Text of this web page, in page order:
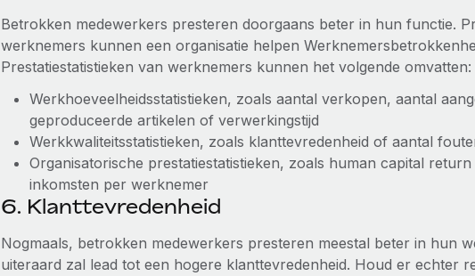
Betrokken medewerkers presteren doorgaans beter in hun functie.
werknemers kunnen een organisatie helpen
Prestatiestatistieken van werknemers kunnen het volgende omvatten:
Werkhoeveelheidsstatistieken, zoals aantal verkopen, aantal
geproduceerde artikelen of verwerkingstijd
Werkkwaliteitsstatistieken, zoals klanttevredenheid of aantal
Organisatorische prestatiestatistieken, zoals human capital
inkomsten per werknemer
6. Klanttevredenheid
Nogmaals, betrokken medewerkers presteren meestal beter in hun
uiteraard zal lead tot een hogere klanttevredenheid. Houd er echter